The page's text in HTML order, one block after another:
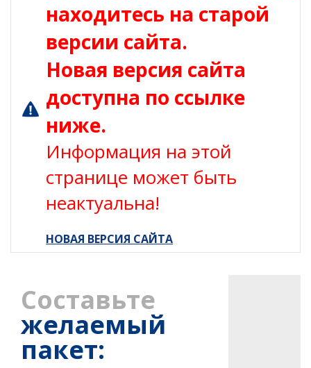
находитесь на старой
версии сайта.
Новая версия сайта
доступна по ссылке
ниже.
Информация на этой
странице может быть
неактуальна!
НОВАЯ ВЕРСИЯ САЙТА
Составьте
желаемый
пакет: